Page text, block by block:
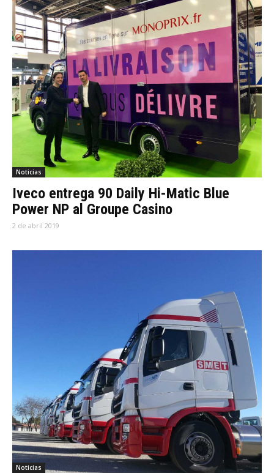
Noticias
Iveco entrega 90 Daily Hi-Matic Blue
Power NP al Groupe Casino
2 de abril 2019
Noticias